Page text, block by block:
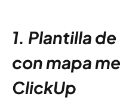
1. Plantilla
con mapa
ClickUp